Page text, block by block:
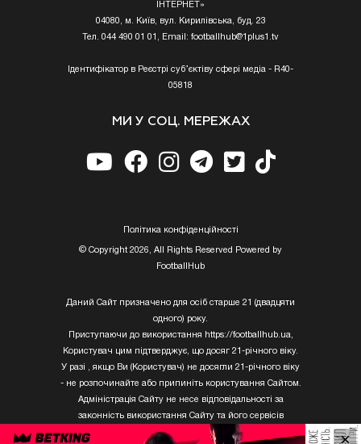
ІНТЕРНЕТ»
04080, м. Київ, вул. Кирилівська, буд. 23
Тел. 044 490 01 01, Email: footballhub@1plus1.tv
Ідентифікатор в Реєстрі суб’єктіву сфері медіа - R40-
05818
МИ У СОЦ. МЕРЕЖАХ
Полiтика конфiденцiйностi
© Copyright 2026, All Rights Reserved Powered by
FootballHub
Даний Сайт призначено для осіб старше 21 (двадцяти
одного) року.
Приступаючи до використання https://footballhub.ua,
Користувач цим підтверджує, що досяг 21-річного віку.
У разі , якщо Ви (Користувач) не досягли 21-річного віку
- не розпочинайте або припиніть користування Сайтом.
Адміністрація Сайту не несе відповідальності за
законність використання Сайту та його сервісів
Користувачем, який не досяг 21-річного віку.
×